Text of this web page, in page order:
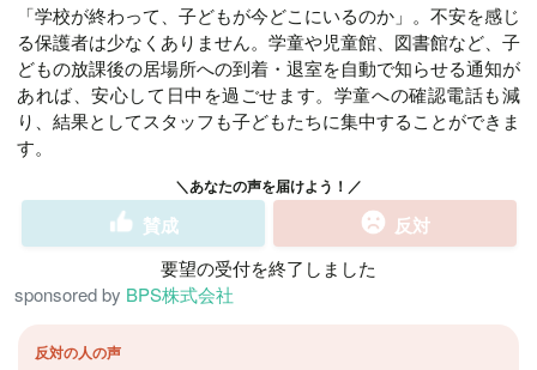
「学校が終わって、子どもが今どこにいるのか」。不安を感じ
る保護者は少なくありません。学童や児童館、図書館など、子
どもの放課後の居場所への到着・退室を自動で知らせる通知が
あれば、安心して日中を過ごせます。学童への確認電話も減
り、結果としてスタッフも子どもたちに集中することができま
す。
＼あなたの声を届けよう！／
賛成 反対
要望の受付を終了しました
sponsored by BPS株式会社
反対の人の声